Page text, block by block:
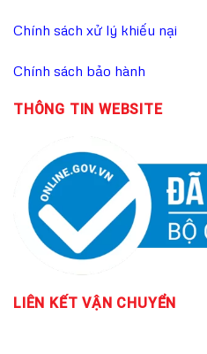
Chính sách xử lý khiếu nại
Chính sách bảo hành
THÔNG TIN WEBSITE
LIÊN KẾTVẬN CHUYỂN